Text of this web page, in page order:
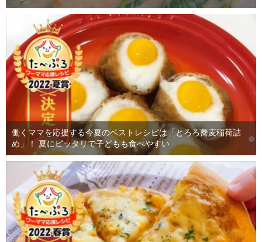
働くママを応援する今夏のベストレシピは「とろろ蕎麦稲荷詰
め」！ 夏にピッタリで子どもも食べやすい